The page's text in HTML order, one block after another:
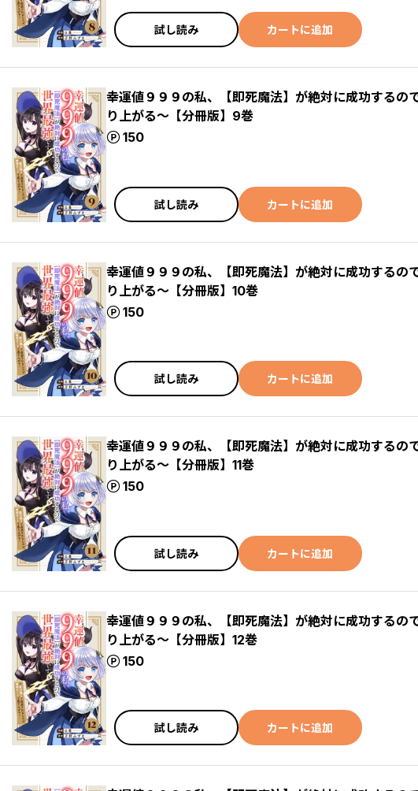
試し読み カートに追加
幸運値９９９の私、【即死魔法】が絶対に成功する
り上がる～【分冊版】9巻
150
ポイント
試し読み カートに追加
幸運値９９９の私、【即死魔法】が絶対に成功する
り上がる～【分冊版】10巻
150
ポイント
試し読み カートに追加
幸運値９９９の私、【即死魔法】が絶対に成功する
り上がる～【分冊版】11巻
150
ポイント
試し読み カートに追加
幸運値９９９の私、【即死魔法】が絶対に成功する
り上がる～【分冊版】12巻
150
ポイント
試し読み カートに追加